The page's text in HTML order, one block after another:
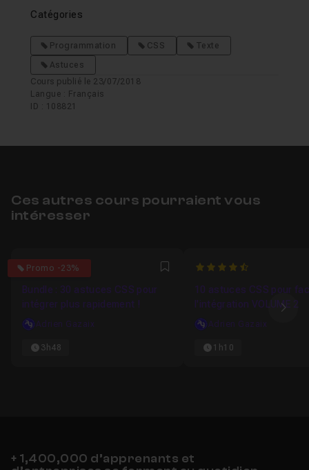
Catégories
Programmation CSS
Texte
Astuces
Cours publié le 23/07/2018
Langue : Français
ID : 108821
Ces autres cours pourraient vous
intéresser
Promo -23%
4.8888888888889 Favori
Bundle : 30 astuces CSS pour
intégrer plus rapidement !
Adrien Gazaix
3h48
4.9090909090909
10 astuces CSS pour
l'intégration VOLUME 2
Adrien Gazaix
1h10
+ 1,400,000 d’apprenants et